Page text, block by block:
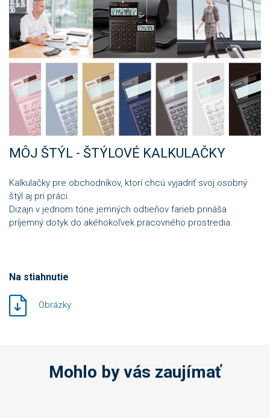
MÔJ ŠTÝL - ŠTÝLOVÉ KALKULAČKY
Kalkulačky pre obchodníkov, ktorí chcú vyjadriť svoj osobný
štýl aj pri práci.
Dizajn v jednom tóne jemných odtieňov farieb prináša
príjemný dotyk do akéhokoľvek pracovného prostredia.
Na stiahnutie
Obrázky
Mohlo by vás zaujímať